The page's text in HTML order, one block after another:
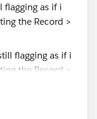
flagging as if i
the Record >